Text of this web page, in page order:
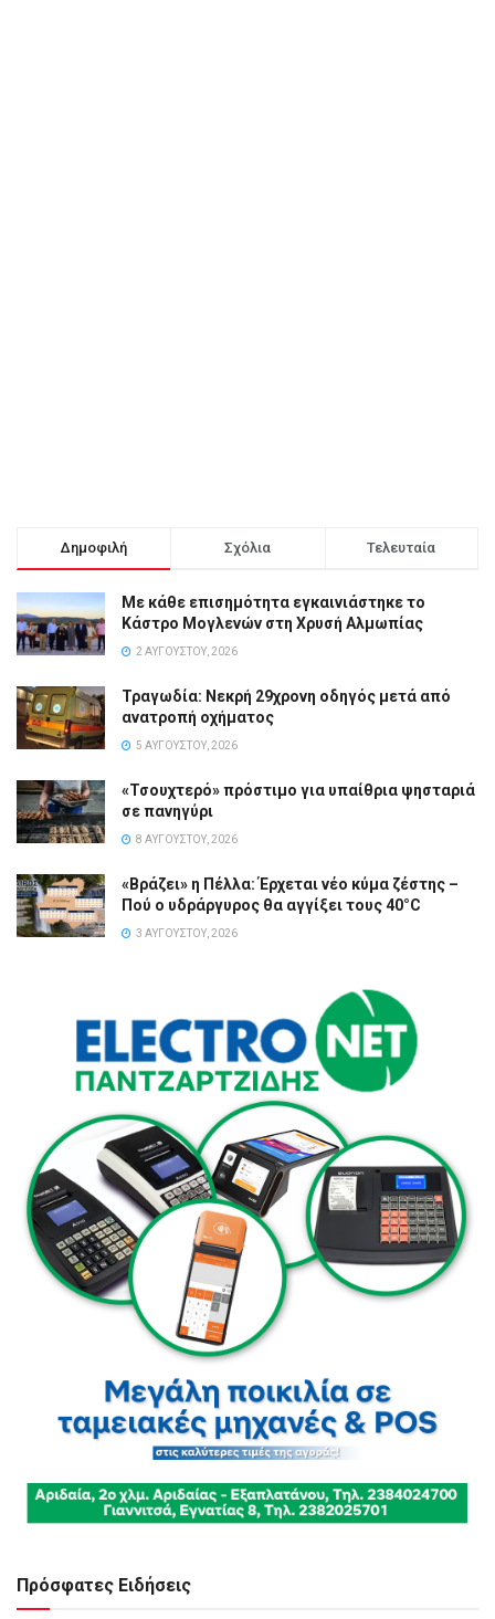
Δημοφιλή Σχόλια Τελευταία
Με κάθε επισημότητα εγκαινιάστηκε το
Κάστρο Μογλενών στη Χρυσή Αλμωπίας
2 ΑΥΓΟΎΣΤΟΥ, 2026
Τραγωδία: Νεκρή 29χρονη οδηγός μετά από
ανατροπή οχήματος
5 ΑΥΓΟΎΣΤΟΥ, 2026
«Τσουχτερό» πρόστιμο για υπαίθρια ψησταριά
σε πανηγύρι
8 ΑΥΓΟΎΣΤΟΥ, 2026
«Βράζει» η Πέλλα: Έρχεται νέο κύμα ζέστης –
Πού ο υδράργυρος θα αγγίξει τους 40°C
3 ΑΥΓΟΎΣΤΟΥ, 2026
Πρόσφατες Ειδήσεις